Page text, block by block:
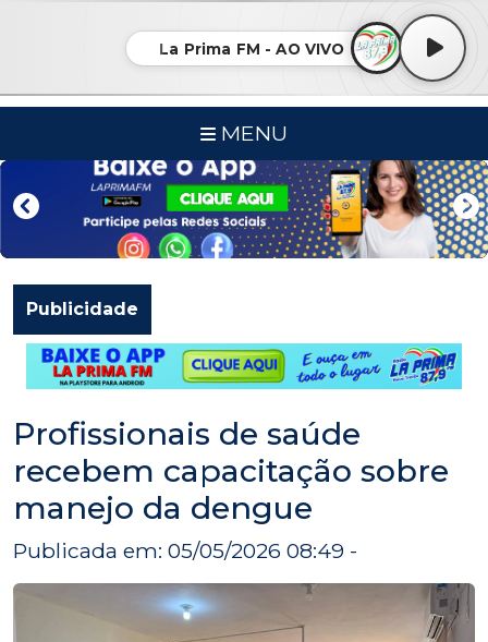
La Prima FM - AO VIVO
MENU
Publicidade
Profissionais de saúde
recebem capacitação sobre
manejo da dengue
Publicada em: 05/05/2026 08:49 -